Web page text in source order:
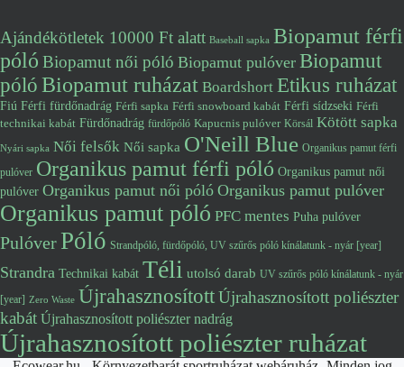
Ajándékötletek 10000 Ft alatt Baseball sapka Biopamut férfi
póló Biopamut női póló Biopamut pulóver Biopamut
pólóBiopamut ruházat Boardshort Etikus ruházat
Fiú Férfi fürdőnadrág Férfi sapka Férfi snowboard kabát Férfi sídzseki Férfi
technikai kabát Fürdőnadrág fürdőpóló Kapucnis pulóver Körsál Kötött sapka
Nyári sapka Női felsők Női sapka O'Neill Blue Organikus pamut férfi
pulóver Organikus pamut férfi póló Organikus pamut női
pulóver Organikus pamut női póló Organikus pamut pulóver
Organikus pamut póló PFC mentes Puha pulóver
PulóverPóló Strandpóló, fürdőpóló, UV szűrős póló kínálatunk - nyár [year]
Strandra Technikai kabát Téli utolsó darab UV szűrős póló kínálatunk - nyár
[year] Zero Waste ÚjrahasznosítottÚjrahasznosított poliészter
kabát Újrahasznosított poliészter nadrág
Újrahasznosított poliészter ruházat